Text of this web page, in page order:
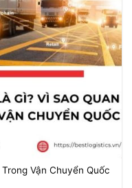
Vận Chuyển Quốc